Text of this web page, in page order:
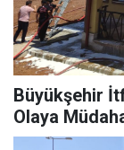
Büyükşehir
Olaya